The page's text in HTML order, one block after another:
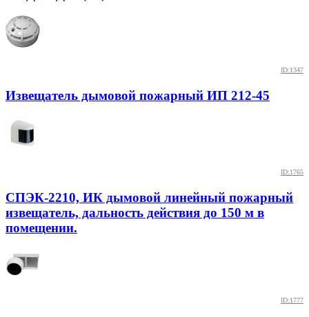
ID:1347
Извещатель дымовой пожарный ИП 212-45
ID:1765
СПЭК-2210, ИК дымовой линейный пожарный
извещатель, дальность действия до 150 м в
помещении.
ID:1777